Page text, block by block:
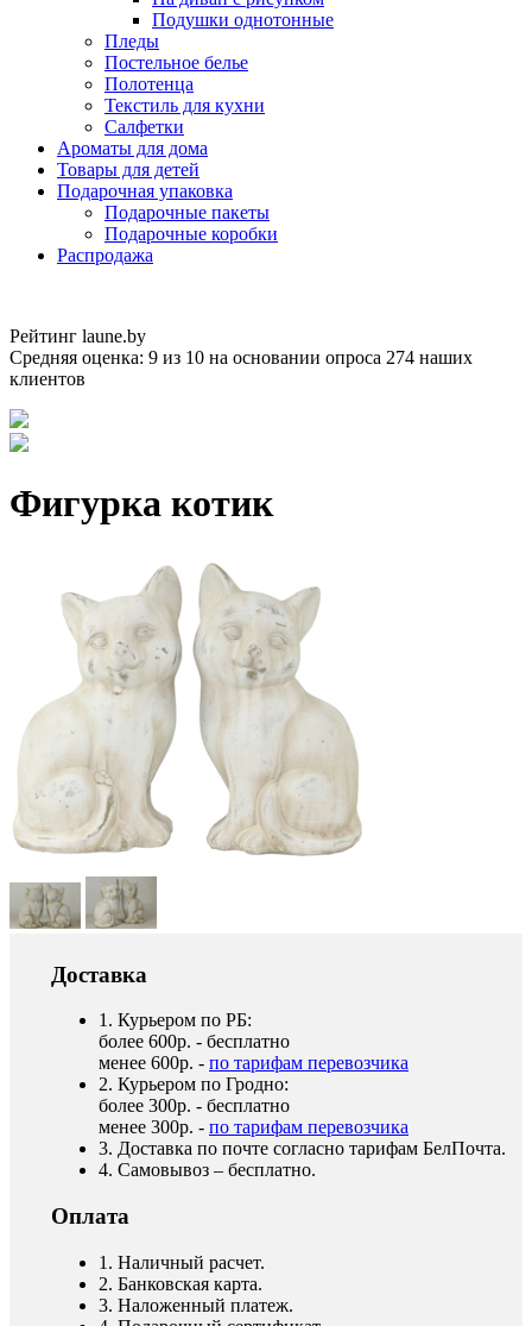
Подушки однотонные
Пледы
Постельное белье
Полотенца
Текстиль для кухни
Салфетки
Ароматы для дома
Товары для детей
Подарочная упаковка
Подарочные пакеты
Подарочные коробки
Распродажа
Рейтинг laune.by
Средняя оценка: 9 из 10 на основании опроса 274 наших
клиентов
Фигурка котик
Доставка
1. Курьером по РБ:
более 600р. - бесплатно
менее 600р. - по тарифам перевозчика
2. Курьером по Гродно:
более 300р. - бесплатно
менее 300р. - по тарифам перевозчика
3. Доставка по почте согласно тарифам БелПочта.
4. Самовывоз – бесплатно.
Оплата
1. Наличный расчет.
2. Банковская карта.
3. Наложенный платеж.